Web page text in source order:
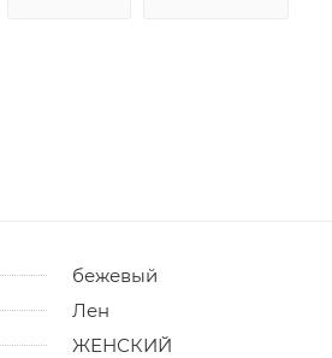
бежевый
Лен
ЖЕНСКИЙ